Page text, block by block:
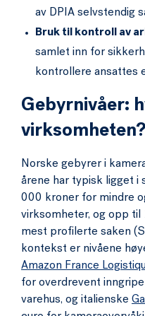
av DPIA selvstendig
Bruk til kontroll av
samlet inn for
kontrollere ansattes
Gebyrnivåer:
virksomheten?
Norske gebyrer i
årene har typisk ligget
000 kroner for mindre
virksomheter, og opp til
mest profilerte saken
kontekst er nivåene
Amazon France
for overdrevent
varehus, og italienske